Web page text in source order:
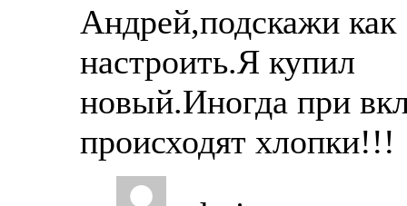
Андрей,подскажи как
настроить.Я купил
новый.Иногда при
происходят хлопки!!!